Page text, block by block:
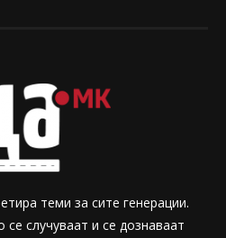
теми за сите генерации.
случуваат и се дознаваат